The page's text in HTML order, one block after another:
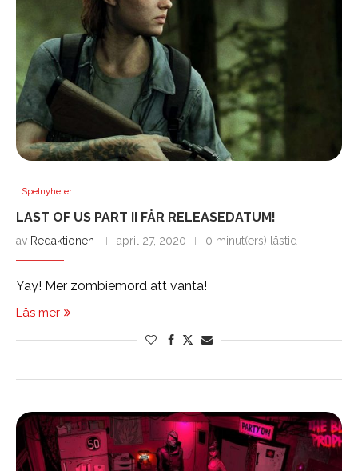
Spelnyheter
LAST OF US PART II FÅR RELEASEDATUM!
av Redaktionen april 27, 2020 0 minut(ers) lästid
Yay! Mer zombiemord att vänta!
Läs mer